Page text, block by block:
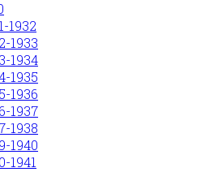
1932
1933
1934
1935
1936
1937
1938
1940
1941